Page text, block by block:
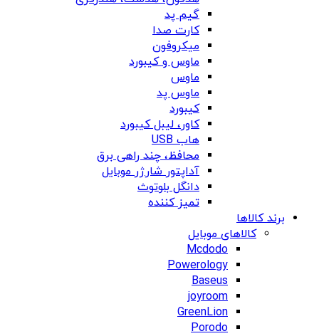
گیم پد
کارت صدا
میکروفون
ماوس و کیبورد
ماوس
ماوس پد
کیبورد
کاور، لیبل کیبورد
هاب USB
محافظ، چند راهی برق
آداپتور شارژر موبایل
دانگل بلوتوث
تمیز کننده
برند کالاها
کالاهای موبایل
Mcdodo
Powerology
Baseus
joyroom
GreenLion
Porodo